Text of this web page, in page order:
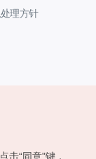
理方针
点击“同意"键，